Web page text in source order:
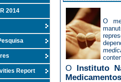
2014
Report
O
O Instituto